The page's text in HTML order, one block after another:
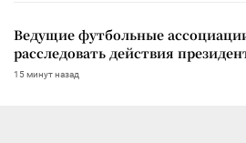
Ведущие футбольные
расследовать действия
15 минут назад